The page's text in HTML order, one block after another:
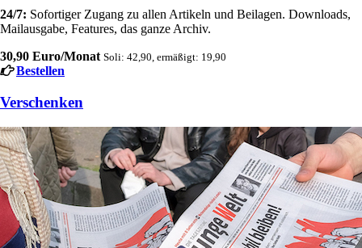
24/7: Sofortiger Zugang zu allen Artikeln und Beilagen. Downloads,
Mailausgabe, Features, das ganze Archiv.
30,90 Euro/Monat Soli: 42,90, ermäßigt: 19,90
Bestellen
Verschenken